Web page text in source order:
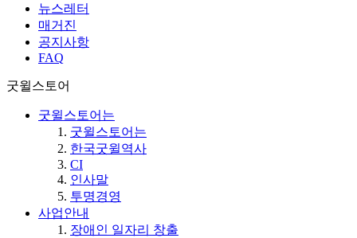
뉴스레터
매거진
공지사항
FAQ
굿윌스토어
굿윌스토어는
굿윌스토어는
한국굿윌역사
CI
인사말
투명경영
사업안내
장애인 일자리 창출